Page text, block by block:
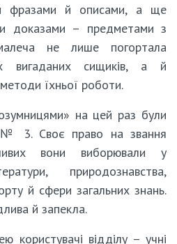
фразами й описами, а ще
доказами – предметами з
не лише погортала
вигаданих сищиків, а й
їхньої роботи.
на цей раз були
3. Своє право на звання
вони виборювали у
природознавства,
й сфери загальних знань.
й запекла.
користувачі відділу – учні